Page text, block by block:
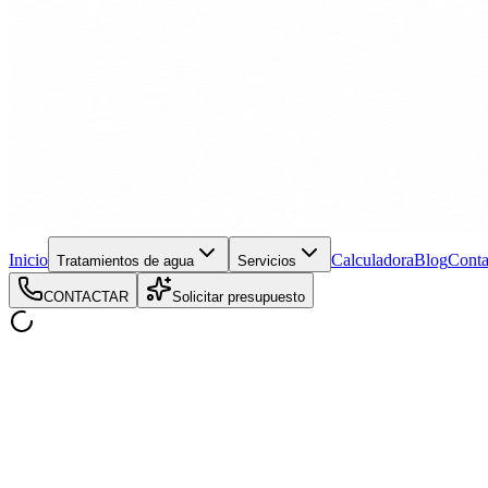
Inicio Tratamientos de agua Servicios CalculadoraBlog
CONTACTAR Solicitar presupuesto